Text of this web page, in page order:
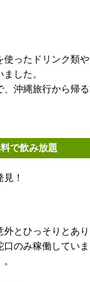
使ったドリンク類
した。
、沖縄旅行から帰
で飲み放題
！
とひっそりとあり
口のみ稼働してい